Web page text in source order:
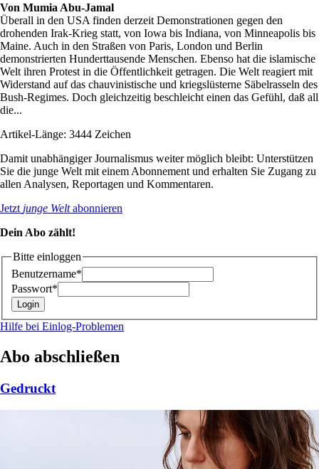
Von Mumia Abu-Jamal
Überall in den USA finden derzeit Demonstrationen gegen den
drohenden Irak-Krieg statt, von Iowa bis Indiana, von Minneapolis bis
Maine. Auch in den Straßen von Paris, London und Berlin
demonstrierten Hunderttausende Menschen. Ebenso hat die islamische
Welt ihren Protest in die Öffentlichkeit getragen. Die Welt reagiert mit
Widerstand auf das chauvinistische und kriegslüsterne Säbelrasseln des
Bush-Regimes. Doch gleichzeitig beschleicht einen das Gefühl, daß all
die...
Artikel-Länge: 3444 Zeichen
Damit unabhängiger Journalismus weiter möglich bleibt: Unterstützen
Sie die junge Welt mit einem Abonnement und erhalten Sie Zugang zu
allen Analysen, Reportagen und Kommentaren.
Jetzt junge Weltabonnieren
Dein Abo zählt!
Bitte einloggen
Benutzername*
Passwort*
Hilfe bei Einlog-Problemen
Abo abschließen
Gedruckt